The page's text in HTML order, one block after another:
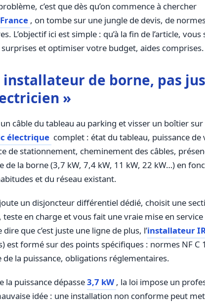
dort, et le lendemain la voiture est prête. Le problème, c’est que dès qu’on commence à chercher
, on tombe sur une jungle de devis, de
L’objectif ici est simple : qu’à la fin de l’article, vous
et optimiser votre budget, aides comprises.
installateur de borne, pas
»
câble du tableau au parking et visser un boîtier
électrique complet : état du tableau, puissance de
de stationnement, cheminement des câbles,
la borne (3,7 kW, 7,4 kW, 11 kW, 22 kW…) en
et du réseau existant.
un disjoncteur différentiel dédié, choisit une
en charge et vous fait une vraie mise en service
que c’est juste une ligne de plus, l’installateur
est formé sur des points spécifiques : normes NF C
la puissance, obligations réglementaires.
la puissance dépasse3,7 kW, la loi impose un
idée : une installation non conforme peut